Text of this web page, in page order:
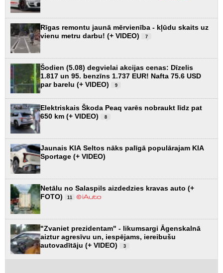
Rīgas remontu jaunā mērvienība - kļūdu skaits uz
vienu metru darbu! (+ VIDEO)
7
Šodien (5.08) degvielai akcijas cenas: Dīzelis
1.817 un 95. benzīns 1.737 EUR! Nafta 75.6 USD
par barelu (+ VIDEO)
9
Elektriskais Škoda Peaq varēs nobraukt līdz pat
650 km (+ VIDEO)
8
Jaunais KIA Seltos nāks palīgā populārajam KIA
Sportage (+ VIDEO)
Netālu no Salaspils aizdedzies kravas auto (+
FOTO)
11
"Zvaniet prezidentam" - likumsargi Āgenskalnā
aiztur agresīvu un, iespējams, iereibušu
autovadītāju (+ VIDEO)
3